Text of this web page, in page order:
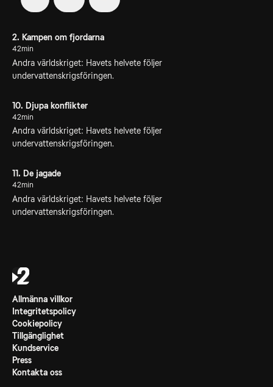
2. Kampen om fjordarna
42min
Andra världskriget: Havets helvete följer
undervattenskrigsföringen.
10. Djupa konflikter
42min
Andra världskriget: Havets helvete följer
undervattenskrigsföringen.
11. De jagade
42min
Andra världskriget: Havets helvete följer
undervattenskrigsföringen.
Allmänna villkor
Integritetspolicy
Cookiepolicy
Tillgänglighet
Kundservice
Press
Kontakta oss